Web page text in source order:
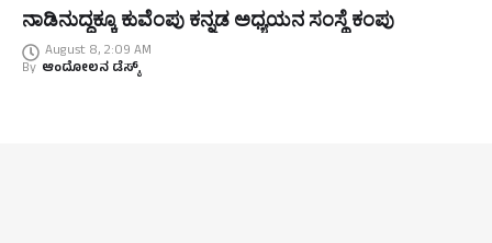
ನಾಡಿನುದ್ದಕ್ಕೂ ಕುವೆಂಪು ಕನ್ನಡ ಅಧ್ಯಯನ ಸಂಸ್ಥೆ ಕಂಪು
August 8, 2:09 AM
By ಆಂದೋಲನ ಡೆಸ್ಕ್